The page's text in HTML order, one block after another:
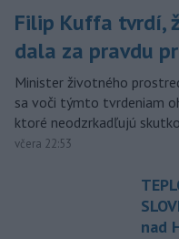
Filip Kuffa tvrdí,
dala za pravdu
Minister životného
sa voči týmto tvrdeniam
ktoré neodzrkadľujú
včera 22:53
nad